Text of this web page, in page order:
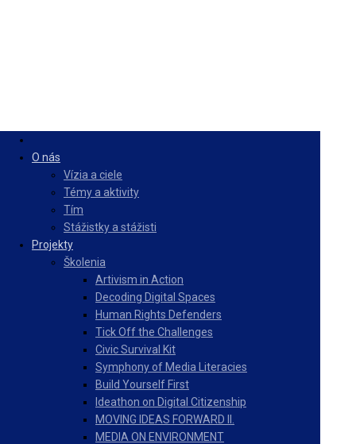
O nás
Vízia a ciele
Témy a aktivity
Tím
Stážistky a stážisti
Projekty
Školenia
Artivism in Action
Decoding Digital Spaces
Human Rights Defenders
Tick Off the Challenges
Civic Survival Kit
Symphony of Media Literacies
Build Yourself First
Ideathon on Digital Citizenship
MOVING IDEAS FORWARD II.
MEDIA ON ENVIRONMENT